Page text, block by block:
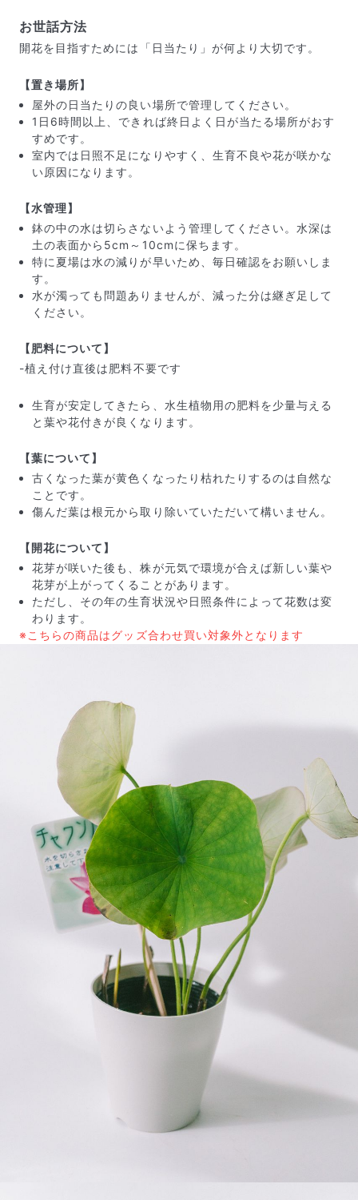
もし届いたお花に「枯れている」「折れている」などの
不備があった場合は、些細なことでもお気軽にサポート
までご連絡ください。ご返金にて補償いたします。
写真と同じものが届く？
商品ページに掲載している写真は、実際にお届けする商
も色味やサイズ・咲き方に個体差はありますが、できる
だけ写真のイメージに近いものをお届けできるように人
の目でチェックをしています。
よくある質問
Q. 毎月自動でお花が届くサービスですか？
ただいま沖縄・離島エリアへの配送には対応しておりませ
ん。ご了承ください。
Q. 配送日時は指定できますか？
お花をベストなタイミングで発送しているため、お届け日の
指定はできません。受け取り時間帯は、発送後にクロネコヤ
マトのアプリから変更可能です。
Q. 注文後にキャンセルできますか？
ご注文後一定時間内であればキャンセル可能です。
お世話方法
開花を目指すためには「日当たり」が何より大切です。
【置き場所】
屋外の日当たりの良い場所で管理してください。
1日6時間以上、できれば終日よく日が当たる場所がおす
すめです。
室内では日照不足になりやすく、生育不良や花が咲かな
い原因になります。
【水管理】
鉢の中の水は切らさないよう管理してください。水深は
土の表面から5cm～10cmに保ちます。
特に夏場は水の減りが早いため、毎日確認をお願いしま
す。
水が濁っても問題ありませんが、減った分は継ぎ足して
ください。
【肥料について】
-植え付け直後は肥料不要です
生育が安定してきたら、水生植物用の肥料を少量与える
と葉や花付きが良くなります。
【葉について】
古くなった葉が黄色くなったり枯れたりするのは自然な
ことです。
傷んだ葉は根元から取り除いていただいて構いません。
【開花について】
花芽が咲いた後も、株が元気で環境が合えば新しい葉や
花芽が上がってくることがあります。
ただし、その年の生育状況や日照条件によって花数は変
わります。
※こちらの商品はグッズ合わせ買い対象外となります